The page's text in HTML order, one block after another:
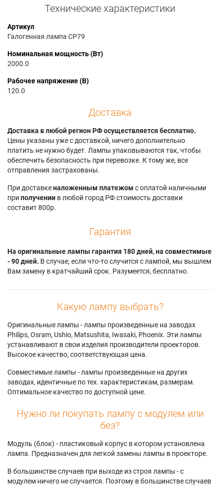
Технические характеристики
Артикул
Галогенная лампа CP79
Номинальная мощность (Вт)
2000.0
Рабочее напряжение (В)
120.0
Доставка
Доставка в любой регион РФ осуществляется бесплатно.
Цены указаны уже с доставкой, ничего дополнительно
платить не нужно будет. Лампы упаковываются так, чтобы
обеспечить безопасность при перевозке. К тому же, все
отправления застрахованы.
При доставкеналоженным платежом с оплатой наличными
при получении в любой город РФ стоимость доставки
составит 800р.
Гарантия
На оригинальные лампы гарантия 180 дней, на совместимые
- 90 дней. В случае, если что-то случится с лампой, мы вышлем
Вам замену в кратчайший срок. Разумеется, бесплатно.
Какую лампу выбрать?
Оригинальные лампы - лампы произведенные на заводах
Philips, Osram, Ushio, Matsushita, Iwasaki, Phoenix. Эти лампы
устанавливают в свои изделия производители проекторов.
Высокое качество, соответствующая цена.
Совместимые лампы - лампы произведенные на других
заводах, идентичные по тех. характеристикам, размерам.
Оптимальное качество по доступной цене.
Нужно ли покупать лампу с модулем или
без?
Модуль (блок) - пластиковый корпус в котором установлена
лампа. Предназначен для легкой замены лампы в проекторе.
В большинстве случаев при выходе из строя лампы - с
модулем ничего не случается. Поэтому в большинстве случаев